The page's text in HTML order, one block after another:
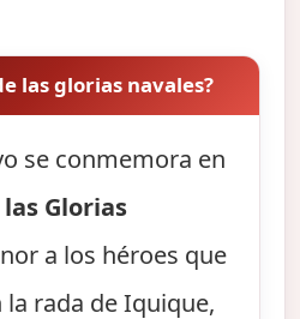
las glorias navales?
se conmemora en
Glorias
a los héroes que
rada de Iquique,